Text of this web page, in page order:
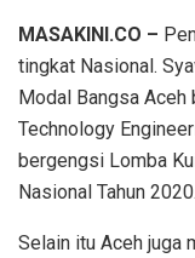
MASAKINI.CO –
tingkat Nasional.
Modal Bangsa Aceh
Technology
bergengsi Lomba
Nasional Tahun 2020.
Selain itu Aceh juga